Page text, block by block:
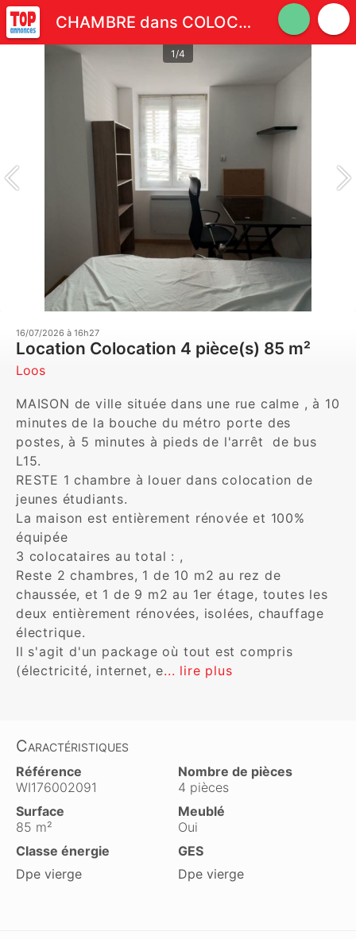
CHAMBRE dans COLOCATION à LOOS
1/4
16/07/2026 à 16h27
Location Colocation 4 pièce(s) 85 m²
Loos
MAISON de ville située dans une rue calme , à 10
minutes de la bouche du métro porte des
postes, à 5 minutes à pieds de l'arrêt  de bus
L15.
RESTE 1 chambre à louer dans colocation de
jeunes étudiants.
La maison est entièrement rénovée et 100%
équipée
3 colocataires au total : ,
Reste 2 chambres, 1 de 10 m2 au rez de
chaussée, et 1 de 9 m2 au 1er étage, toutes les
deux entièrement rénovées, isolées, chauffage
électrique.
Il s'agit d'un package où tout est compris
(électricité, internet, e... lire plus
Caractéristiques
Référence
WI176002091
Nombre de pièces
4 pièces
Surface
85 m²
Meublé
Oui
Classe énergie
Dpe vierge
GES
Dpe vierge